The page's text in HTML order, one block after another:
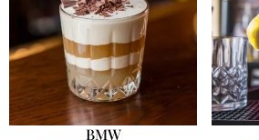
BMW